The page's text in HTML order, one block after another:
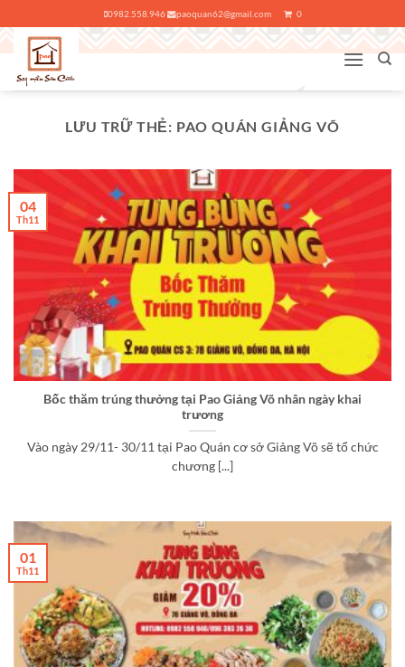
qua
nội
dung
0982.558.946 paoquan62@gmail.com 0
LƯU TRỮ THẺ: PAO QUÁN GIẢNG VÕ
Bốc thăm trúng thưởng tại Pao Giảng Võ nhân ngày khai
trương
Vào ngày 29/11- 30/11 tại Pao Quán cơ sở Giảng Võ sẽ tổ chức
chương [...]
04
Th11
01
Th11